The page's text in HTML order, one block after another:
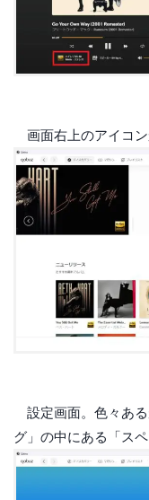
画面右上のアイコン
設定画面。色々あ
グ」の中にある「ス